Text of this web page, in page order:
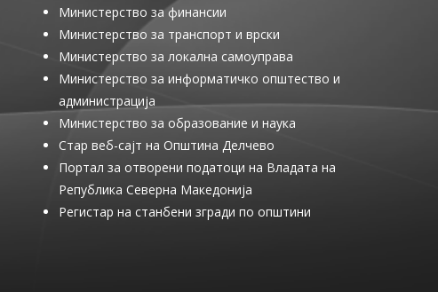
Министерство за финансии
Министерство за транспорт и врски
Министерство за локална самоуправа
Министерство за информатичко општество и
администрација
Министерство за образование и наука
Стар веб-сајт на Општина Делчево
Портал за отворени податоци на Владата на
Република Северна Македонија
Регистар на станбени згради по општини